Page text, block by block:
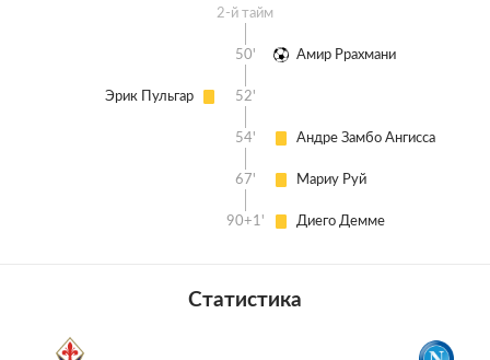
2-й тайм
Амир Ррахмани
50'
Эрик Пульгар 52'
Андре Замбо Ангисса
54'
Мариу Руй
67'
Диего Демме
90+1'
Статистика